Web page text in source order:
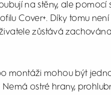
na stěny, ale pomocí
Cover+. Díky tomu
zůstává
montáži mohou být
ostré hrany,